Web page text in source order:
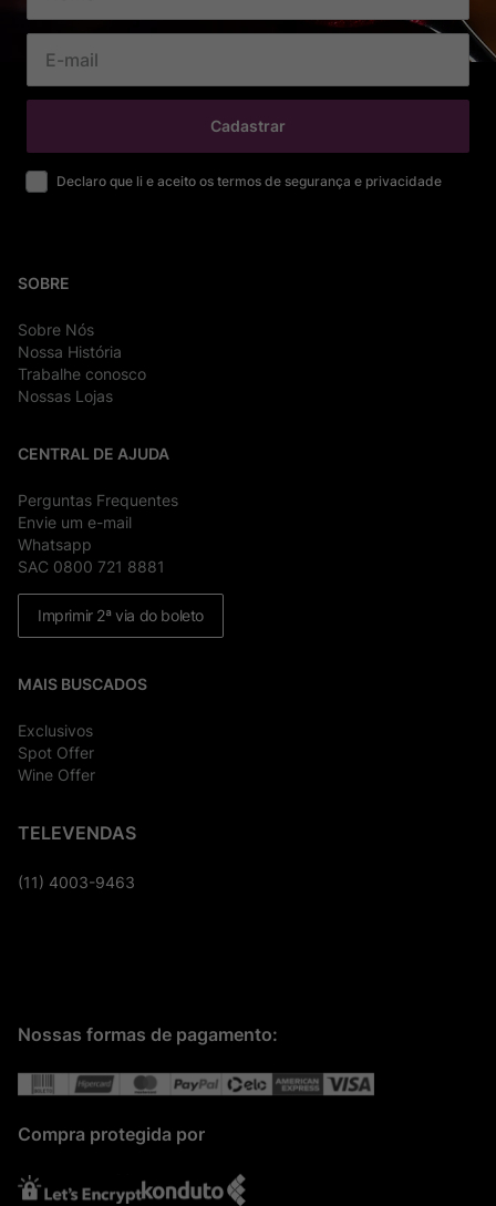
Cadastrar
Declaro que li e aceito os termos de segurança e privacidade
SOBRE
Sobre Nós
Nossa História
Trabalhe conosco
Nossas Lojas
CENTRAL DE AJUDA
Perguntas Frequentes
Envie um e-mail
Whatsapp
SAC 0800 721 8881
Imprimir 2ª via do boleto
MAIS BUSCADOS
Exclusivos
Spot Offer
Wine Offer
TELEVENDAS
(11) 4003-9463
Nossas formas de pagamento:
Compra protegida por